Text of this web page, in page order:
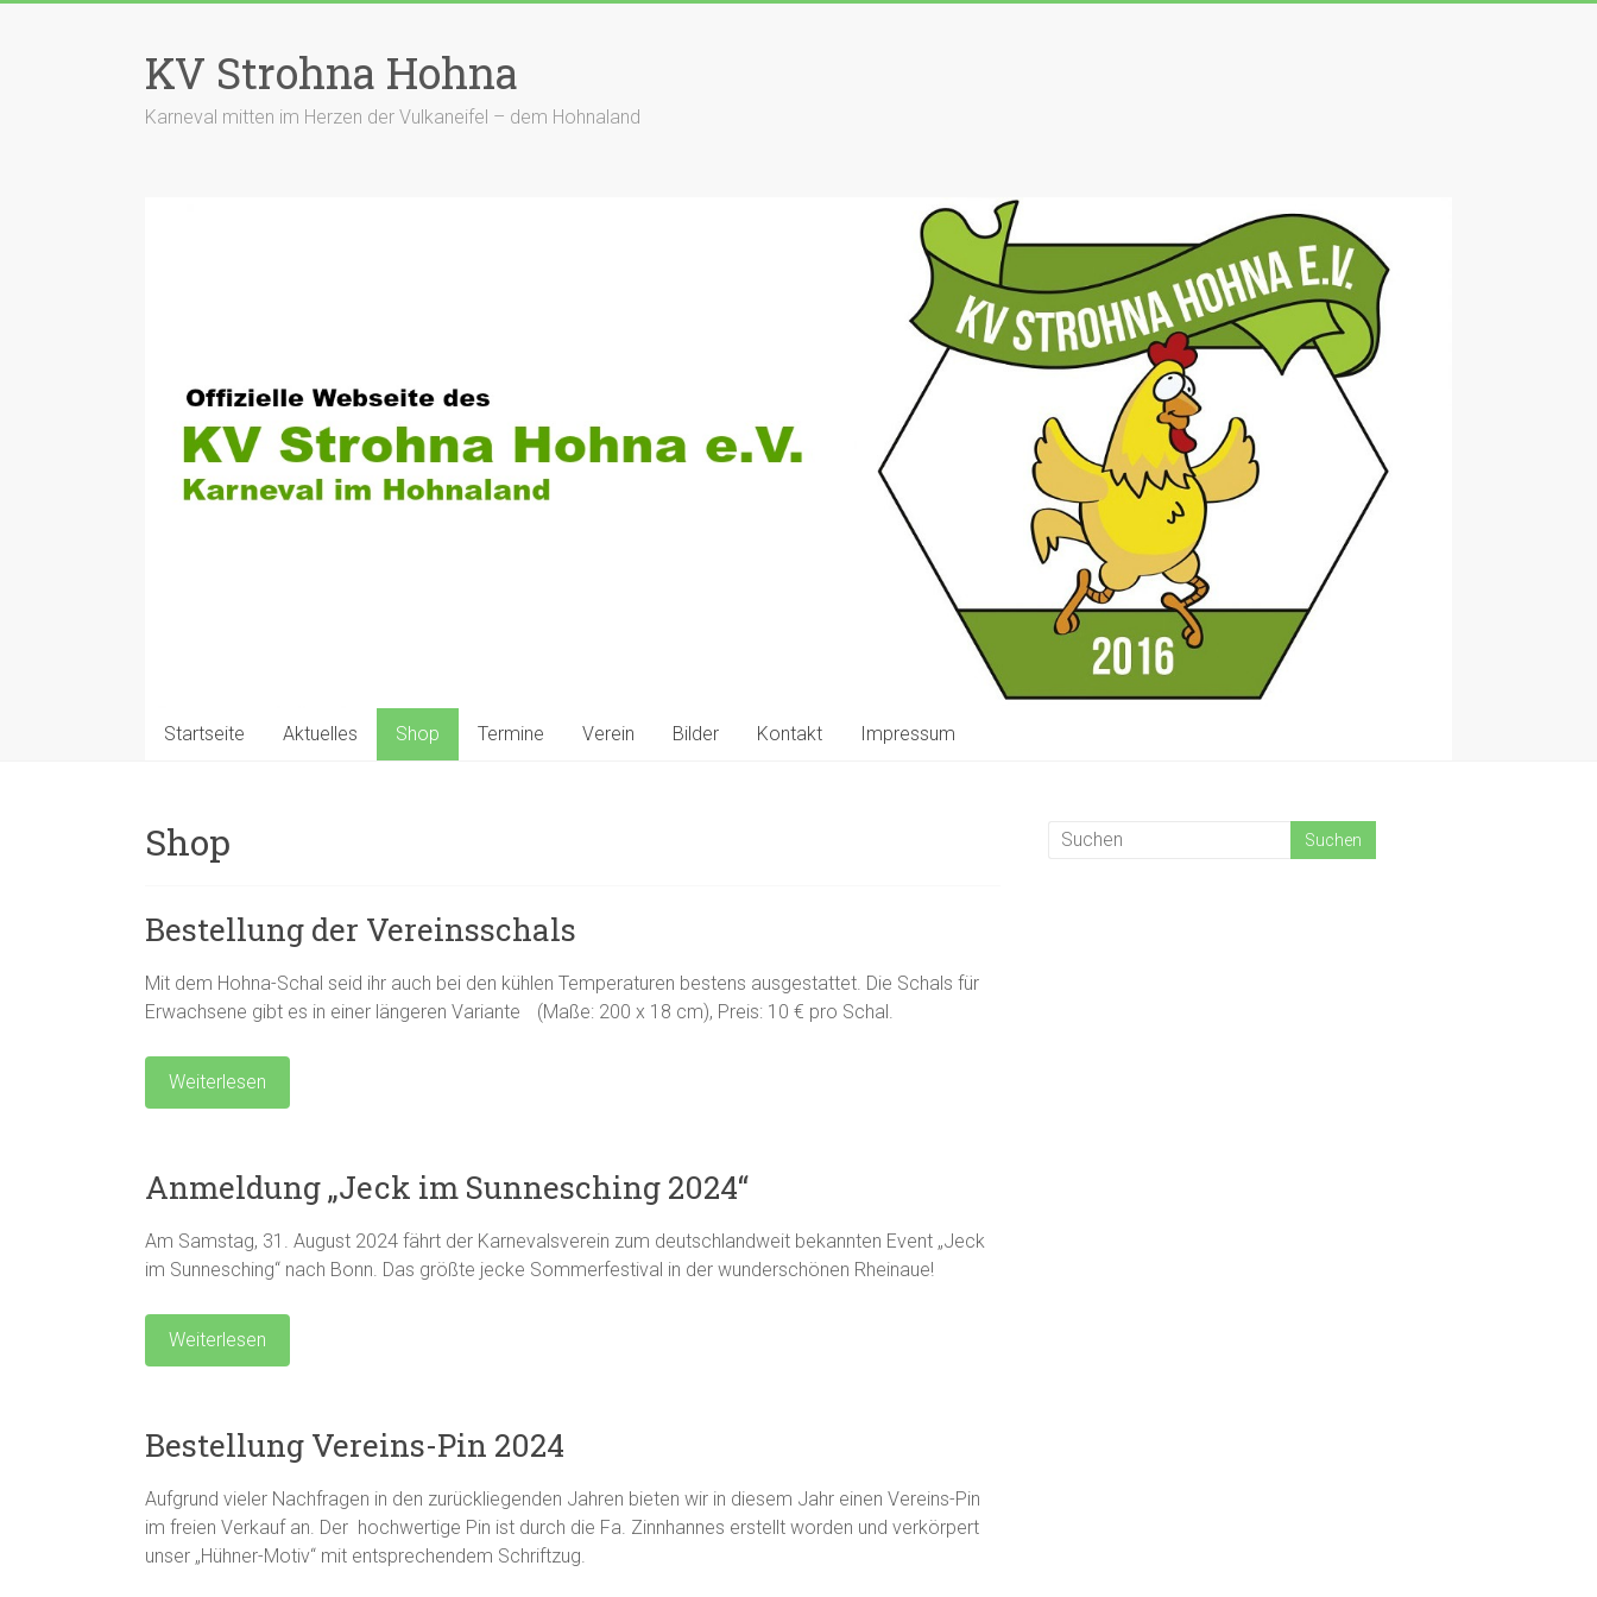
KV Strohna Hohna
Karneval mitten im Herzen der Vulkaneifel – dem Hohnaland
Startseite Aktuelles Shop Termine Verein Bilder Kontakt Impressum
Shop
Bestellung der Vereinsschals
Mit dem Hohna-Schal seid ihr auch bei den kühlen Temperaturen bestens ausgestattet. Die Schals für
Erwachsene gibt es in einer längeren Variante (Maße: 200 x 18 cm), Preis: 10 € pro Schal.
Weiterlesen
Anmeldung „Jeck im Sunnesching 2024“
Am Samstag, 31. August 2024 fährt der Karnevalsverein zum deutschlandweit bekannten Event „Jeck
im Sunnesching“ nach Bonn. Das größte jecke Sommerfestival in der wunderschönen Rheinaue!
Weiterlesen
Bestellung Vereins-Pin 2024
Aufgrund vieler Nachfragen in den zurückliegenden Jahren bieten wir in diesem Jahr einen Vereins-Pin
im freien Verkauf an. Der hochwertige Pin ist durch die Fa. Zinnhannes erstellt worden und verkörpert
unser „Hühner-Motiv“ mit entsprechendem Schriftzug.